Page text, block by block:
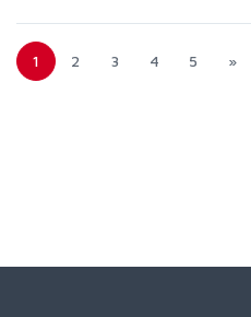
1 2 3 4 5 »